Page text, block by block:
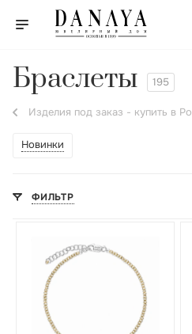
Браслеты 195
Изделия под заказ - купить в
Новинки
ФИЛЬТР